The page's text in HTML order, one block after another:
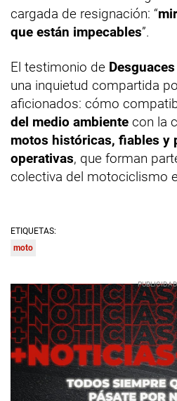
cargada de resignación: “
que están impecables”.
El testimonio de
una inquietud compartida
aficionados: cómo
del medio ambiente con la
motos históricas, fiables y
operativas, que forman
colectiva del motociclismo
ETIQUETAS:
moto